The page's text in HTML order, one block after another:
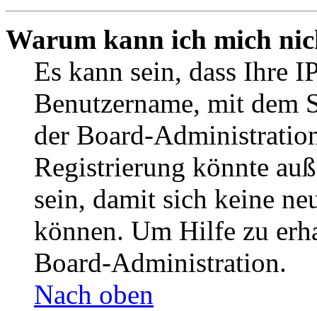
Warum kann ich mich
Es kann sein, dass Ihre
Benutzername, mit dem
der Board-
Registrierung könnte
sein, damit sich keine
können. Um Hilfe zu
Board-Administration.
Nach oben